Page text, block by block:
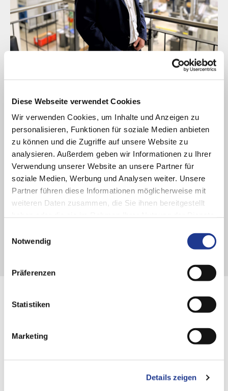
Diese Webseite verwendet Cookies
Wir verwenden Cookies, um Inhalte und Anzeigen zu
personalisieren, Funktionen für soziale Medien anbieten
zu können und die Zugriffe auf unsere Website zu
analysieren. Außerdem geben wir Informationen zu Ihrer
Verwendung unserer Website an unsere Partner für
soziale Medien, Werbung und Analysen weiter. Unsere
Partner führen diese Informationen möglicherweise mit
weiteren Daten zusammen, die Sie ihnen bereitgestellt
Notwendig
Präferenzen
Statistiken
Marketing
Details zeigen
GUTE LÖSUNGEN BEGINNEN MIT GUTEM ZUHÖREN
einem individuellen Anwendungsfall?
Sie wünschen weiterführende Informationen oder ein
konkretes Angebot?
Wir bieten individuelle Lösungen entsprechend der
spezifischen Anwendung unserer Kunden.
DVS TECHNOLOGY GROUP